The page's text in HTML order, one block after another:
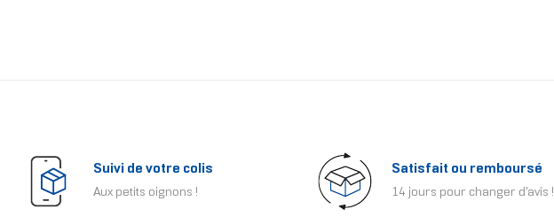
Suivi de votre colis
Aux petits oignons !
Satisfait ou remboursé
14 jours pour changer d'avis !